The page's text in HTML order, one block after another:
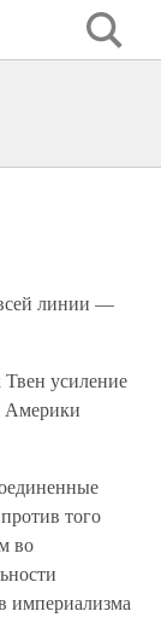
линии —
усиление
Америки
того
во
империализма